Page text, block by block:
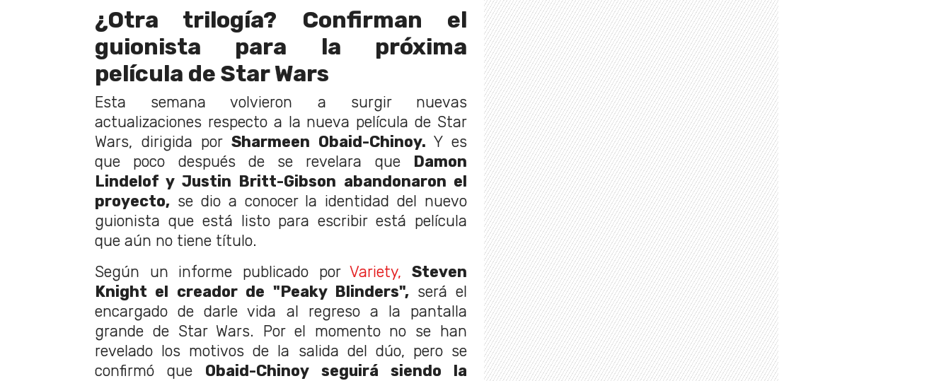
¿Otra trilogía? Confirman el
guionista para la próxima
película de Star Wars
Esta semana volvieron a surgir nuevas
actualizaciones respecto a la nueva película de Star
Wars, dirigida por Sharmeen Obaid-Chinoy. Y es
que poco después de se revelara que Damon
Lindelof y Justin Britt-Gibson abandonaron el
proyecto, se dio a conocer la identidad del nuevo
guionista que está listo para escribir está película
que aún no tiene título.
Según un informe publicado porVariety,
Steven
Knight el creador de "Peaky Blinders", será el
encargado de darle vida al regreso a la pantalla
grande de Star Wars. Por el momento no se han
revelado los motivos de la salida del dúo, pero se
confirmó que Obaid-Chinoy seguirá siendo la